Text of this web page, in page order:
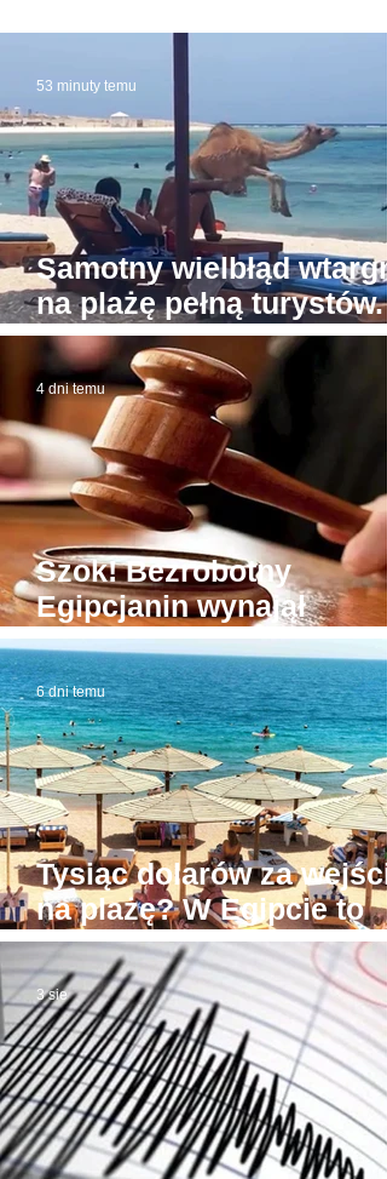
Samotny wielbłąd
na plażę pełną turystów.
Zrobiło się groźnie
53 minuty temu
Szok! Bezrobotny
Egipcjanin wynajął
budynek sądu. W
roboty todze wyłudzał
łapówki od naiwnych
4 dni temu
Tysiąc dolarów za
na plażę? W Egipcie to
możliwe! Stąd awantury
6 dni temu
3 sie